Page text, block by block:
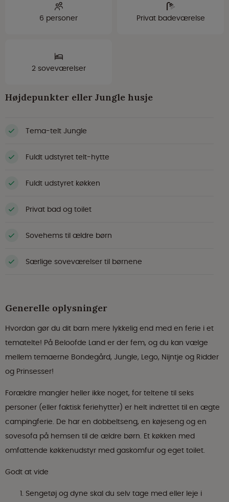
6 personer Privat badeværelse
2 soveværelser
Højdepunkter eller Jungle husje
Tema-telt Jungle
Fuldt udstyret telt-hytte
Fuldt udstyret køkken
Privat bad og toilet
Sovehems til ældre børn
Særlige soveværelser til børnene
Generelle oplysninger
Hvordan gør du dit barn mere lykkelig end med en ferie i et
tematelte! På Beloofde Land er der fem, og du kan vælge
mellem temaerne Bondegård, Jungle, Lego, Nijntje og Ridder
og Prinsesser!
Forældre mangler heller ikke noget, for teltene til seks
personer (eller faktisk feriehytter) er helt indrettet til en ægte
campingferie. De har en dobbeltseng, en køjeseng og en
sovesofa på hemsen til de ældre børn. Et køkken med
omfattende køkkenudstyr med gaskomfur og eget toilet.
Godt at vide
Sengetøj og dyne skal du selv tage med eller leje i